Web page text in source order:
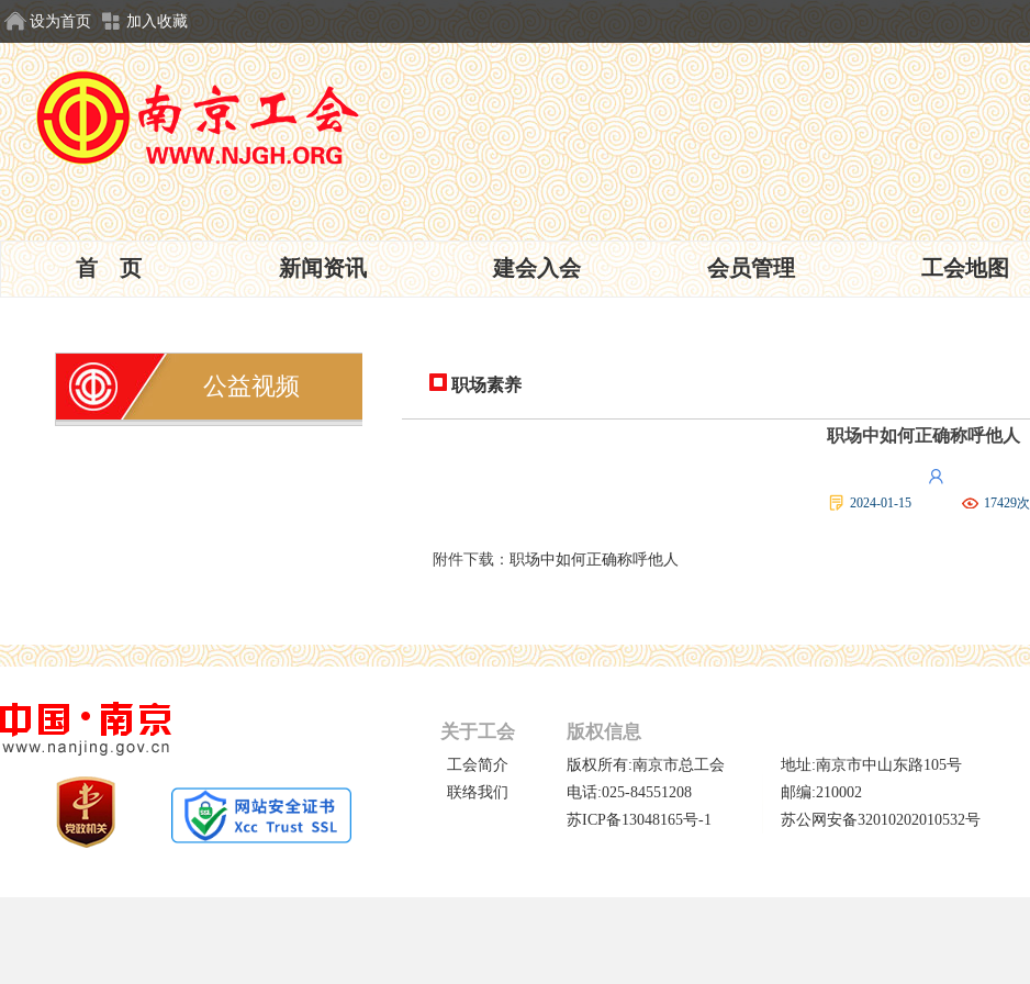
设为首页 加入收藏
首 页 新闻资讯 建会入会 会员管理 工会地图
公益视频 职场素养
职场中如何正确称呼他人
2024-01-15 17429次
附件下载： 职场中如何正确称呼他人
关于工会
工会简介
联络我们
版权信息
版权所有:南京市总工会
电话:025-84551208
苏ICP备13048165号-1
地址:南京市中山东路105号
邮编:210002
苏公网安备32010202010532号